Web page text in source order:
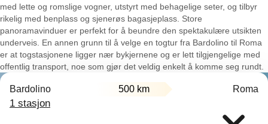
med lette og romslige vogner, utstyrt med behagelige seter, og tilbyr
rikelig med benplass og sjenerøs bagasjeplass. Store
panoramavinduer er perfekt for å beundre den spektakulære utsikten
underveis. En annen grunn til å velge en togtur fra Bardolino til Roma
er at togstasjonene ligger nær bykjernene og er lett tilgjengelige med
offentlig transport, noe som gjør det veldig enkelt å komme seg rundt.
Bardolino 500 km Roma
1 stasjon